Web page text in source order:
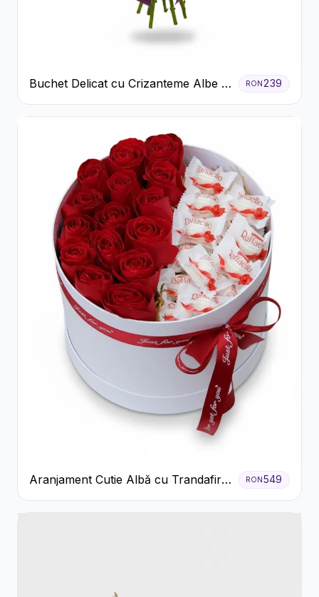
Buchet Delicat cu Crizanteme Albe și
Mov
RON239
Aranjament Cutie Albă cu Trandafiri
Roșii și Raffaello
RON549